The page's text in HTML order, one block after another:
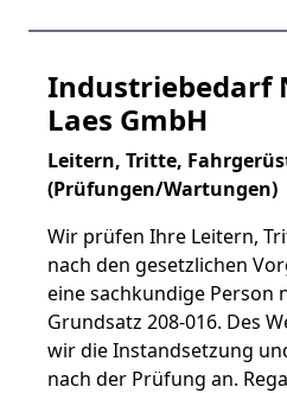
Industriebedarf
Laes GmbH
Leitern, Tritte,
(Prüfungen/Wartungen)
Wir prüfen Ihre Leitern,
nach den gesetzlichen
eine sachkundige Person
Grundsatz 208-016. Des
wir die Instandsetzung
nach der Prüfung an.